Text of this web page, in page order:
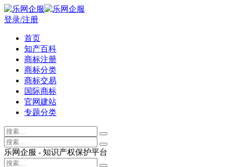
登录/注册
首页
知产百科
商标注册
商标分类
商标交易
国际商标
官网建站
专题分类
乐网企服 - 知识产权保护平台